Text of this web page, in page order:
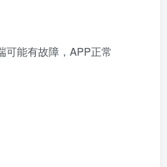
可能有故障，APP正常